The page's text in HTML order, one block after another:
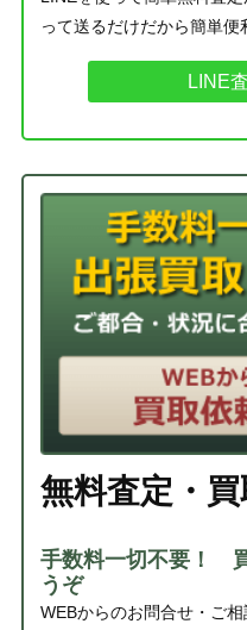
って送るだけだから簡単便
LINE
無料査定・
手数料一切不要！
うぞ
WEBからのお問合せ・ご